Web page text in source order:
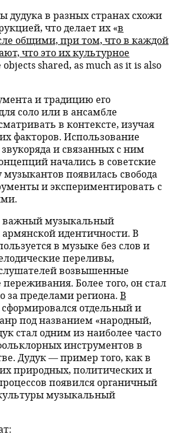
дудука в разных странах схожи
что делает их «в
общими, при том, что в каждой
что это их культурное
objects shared, as much as it is also
и традицию его
соло или в ансамбле
в контексте, изучая
факторов. Использование
звукоряда и связанных с ним
начались в советские
музыкантов появилась свобода
и экспериментировать с
важный музыкальный
идентичности. В
в музыке без слов и
переливы,
возвышенные
Более того, он стал
за пределами региона. В
отдельный и
под названием «народный,
стал одним из наиболее часто
инструментов в
Дудук — пример того, как в
природных, политических и
появился органичный
музыкальный